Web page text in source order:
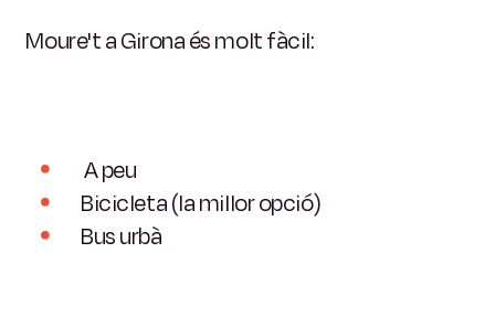
Moure't a Girona és molt fàcil:
A peu
Bicicleta (la millor opció)
Bus urbà